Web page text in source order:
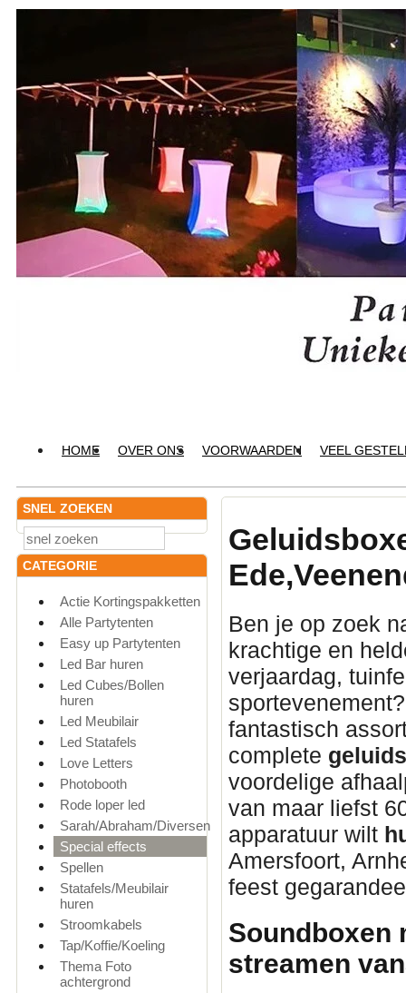
HOME OVER ONS VOORWAARDEN VEEL
SNEL ZOEKEN
CATEGORIE
Actie Kortingspakketten
Alle Partytenten
Easy up Partytenten
Led Bar huren
Led Cubes/Bollen
huren
Led Meubilair
Led Statafels
Love Letters
Photobooth
Rode loper led
Sarah/Abraham/Diversen
Special effects
Spellen
Statafels/Meubilair
huren
Stroomkabels
Tap/Koffie/Koeling
Thema Foto
achtergrond
Ben je op zoek
krachtige en
verjaardag,
fantastisch
complete
voordelige
van maar liefst
apparatuur wilt
Amersfoort,
feest
Soundboxen
streamen